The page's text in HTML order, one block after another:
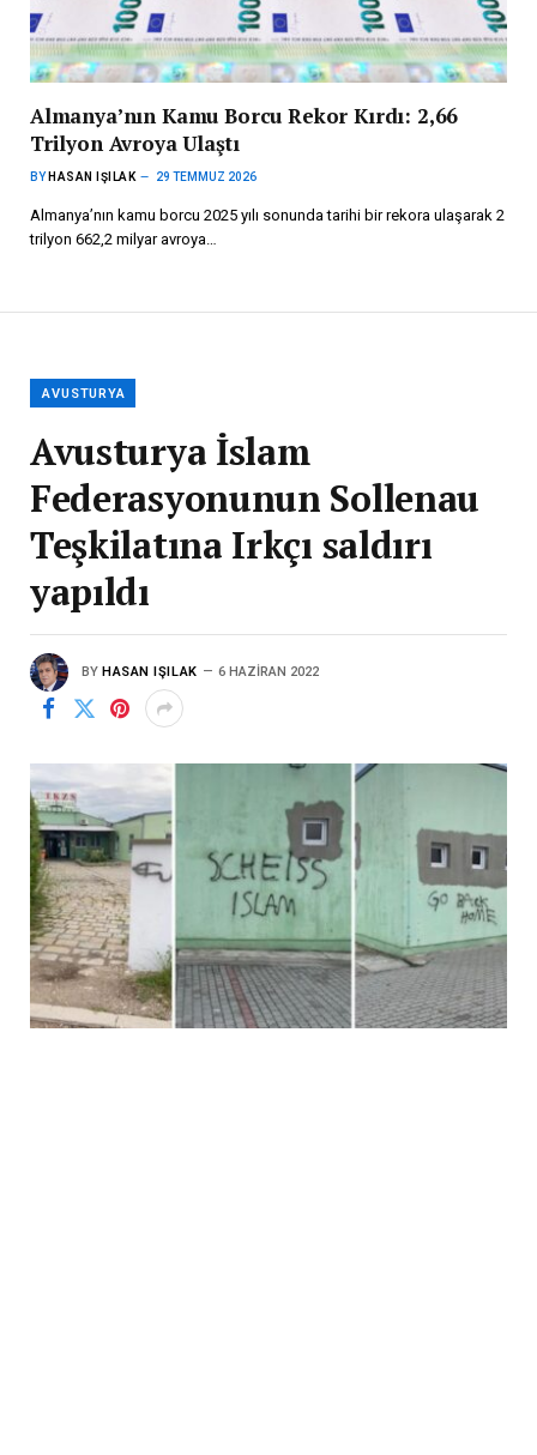
Almanya’nın Kamu Borcu Rekor Kırdı: 2,66
Trilyon Avroya Ulaştı
BY HASAN IŞILAK 29 TEMMUZ 2026
Almanya’nın kamu borcu 2025 yılı sonunda tarihi bir rekora ulaşarak 2
trilyon 662,2 milyar avroya…
AVUSTURYA
Avusturya İslam
Federasyonunun Sollenau
Teşkilatına Irkçı saldırı
yapıldı
BY HASAN IŞILAK 6 HAZIRAN 2022